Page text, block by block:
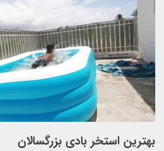
بهترین استخر بادی بزرگسالان